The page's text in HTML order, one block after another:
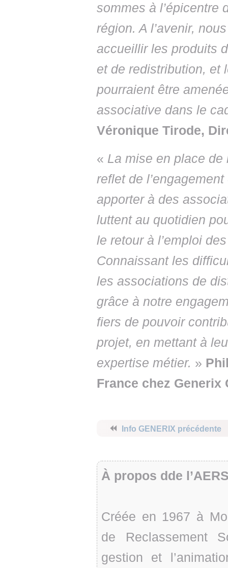
sommes à l’épicentre
région. A l’avenir,
accueillir les produits
et de redistribution, et
pourraient être
associative dans le
Véronique Tirode,
« La mise en place
reflet de
apporter à des
luttent au quotidien
le retour à l’emploi
Connaissant les
les associations de
grâce à notre
fiers de pouvoir
projet, en mettant à
expertise métier. »
France chez Generix
⏪ Info GENERIX précédente
À propos dde
Créée en 1967 à
de Reclassement
gestion et